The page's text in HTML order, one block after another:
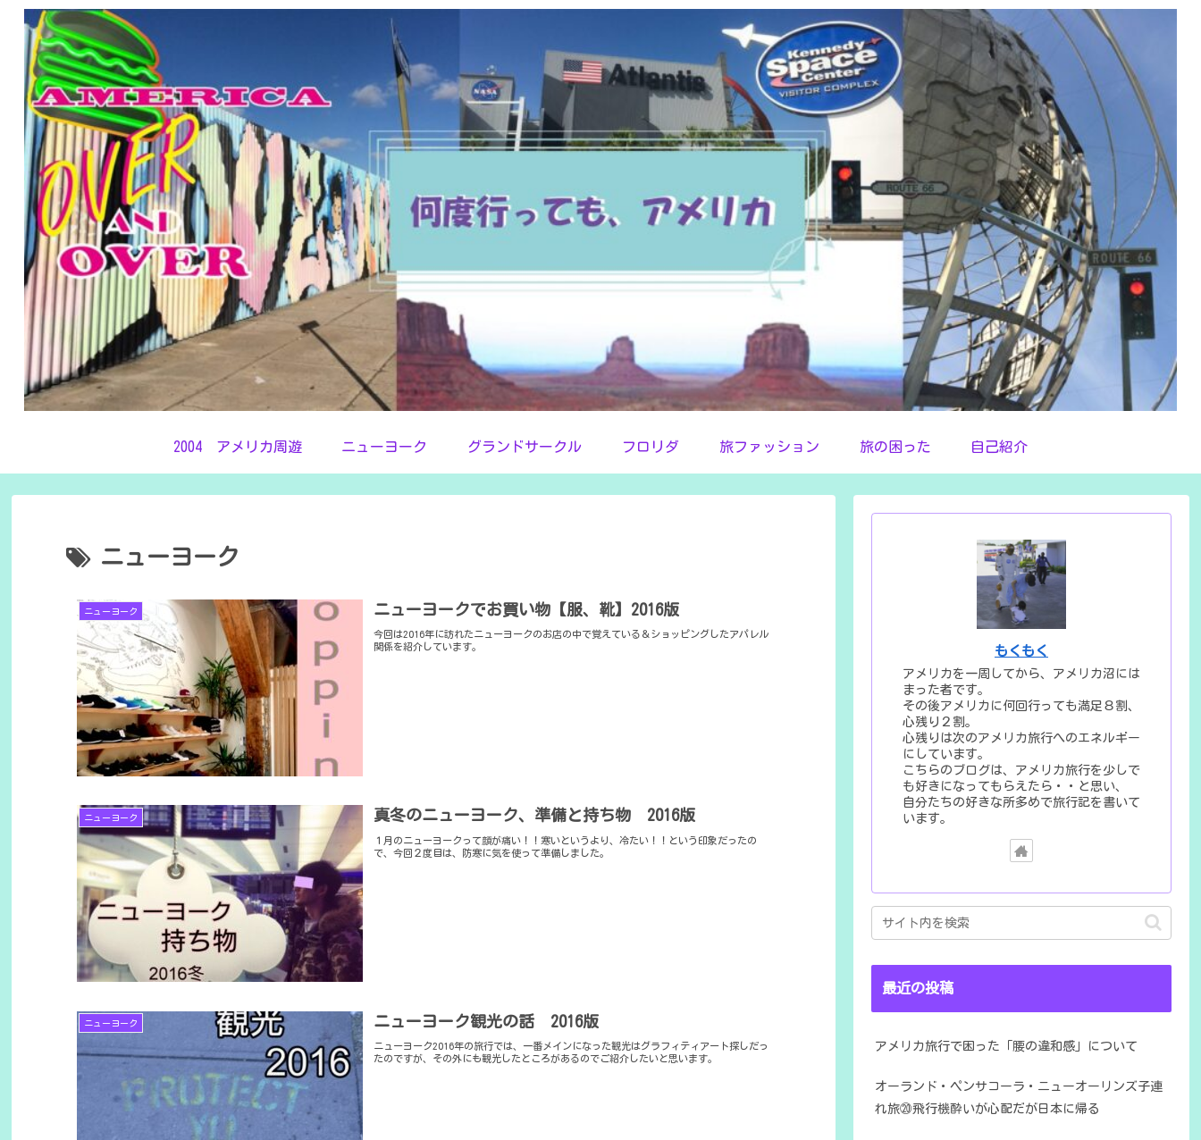
2004 アメリカ周遊 ニューヨーク グランドサークル フロリダ 旅ファッション 旅の困った 自己紹介
ニューヨーク
ニューヨーク ニューヨークでお買い物【服、靴】2016版
今回は2016年に訪れたニューヨークのお店の中で覚えている＆ショッピングしたアパレル
関係を紹介しています。
ニューヨーク 真冬のニューヨーク、準備と持ち物 2016版
１月のニューヨークって顔が痛い！！寒いというより、冷たい！！という印象だったの
で、今回２度目は、防寒に気を使って準備しました。
ニューヨーク ニューヨーク観光の話 2016版
ニューヨーク2016年の旅行では、一番メインになった観光はグラフィティアート探しだっ
たのですが、その外にも観光したところがあるのでご紹介したいと思います。
もくもく
アメリカを一周してから、アメリカ沼には
まった者です。
その後アメリカに何回行っても満足８割、
心残り２割。
心残りは次のアメリカ旅行へのエネルギー
にしています。
こちらのブログは、アメリカ旅行を少しで
も好きになってもらえたら・・と思い、
自分たちの好きな所多めで旅行記を書いて
います。
最近の投稿
アメリカ旅行で困った「腰の違和感」について
オーランド・ペンサコーラ・ニューオーリンズ子連
れ旅⑳飛行機酔いが心配だが日本に帰る